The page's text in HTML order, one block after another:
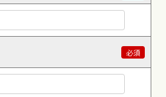
必須